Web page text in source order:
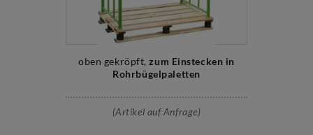
oben gekröpft,zum Einstecken in
Rohrbügelpaletten
(Artikel auf Anfrage)